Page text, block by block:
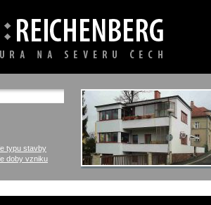
typu stavby
doby vzniku